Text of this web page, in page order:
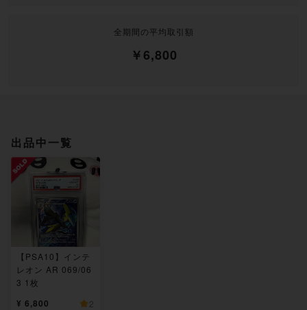
全期間の平均取引額
￥6,800
出品中一覧
【PSA10】インテ
レオン AR 069/06
3 1枚
¥ 6,800 2